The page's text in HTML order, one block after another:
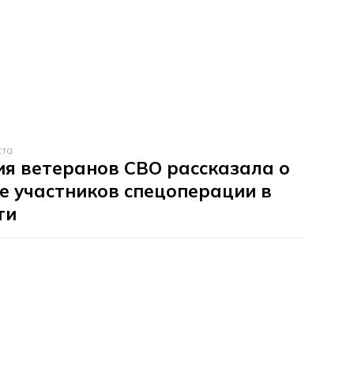
ветеранов СВО рассказала о
участников спецоперации в